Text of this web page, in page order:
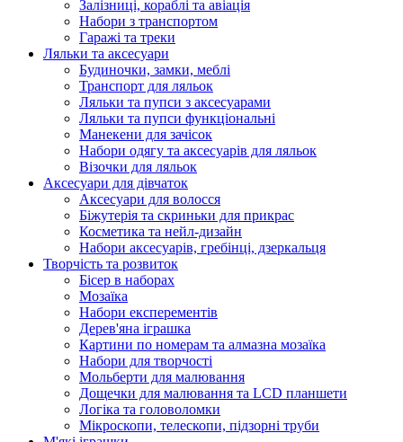
Залізниці, кораблі та авіація
Набори з транспортом
Гаражі та треки
Ляльки та аксесуари
Будиночки, замки, меблі
Транспорт для ляльок
Ляльки та пупси з аксесуарами
Ляльки та пупси функціональні
Манекени для зачісок
Набори одягу та аксесуарів для ляльок
Візочки для ляльок
Аксесуари для дівчаток
Аксесуари для волосся
Біжутерія та скриньки для прикрас
Косметика та нейл-дизайн
Набори аксесуарів, гребінці, дзеркальця
Творчість та розвиток
Бісер в наборах
Мозаїка
Набори експерементів
Дерев'яна іграшка
Картини по номерам та алмазна мозаїка
Набори для творчості
Мольберти для малювання
Дощечки для малювання та LCD планшети
Логіка та головоломки
Мікроскопи, телескопи, підзорні труби